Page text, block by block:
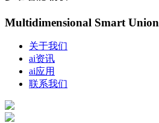
Multidimensional Smart Union
关于我们
ai资讯
ai应用
联系我们